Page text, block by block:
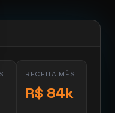
RECEITA MÊS
R$ 84k